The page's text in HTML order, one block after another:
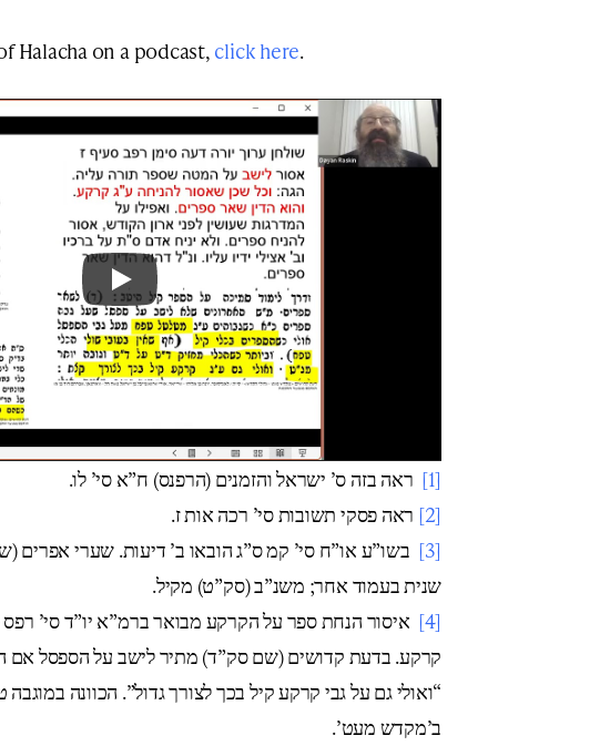
Halacha on a podcast, click here.
[1]
ראה בזה ס’ ישראל והזמנים (הרפנס) ח”א סי’ לו.
[2]
ראה פסקי תשובות סי’ רכה אות ז.
[3]
בשו”ע או”ח סי’ קמ ס”ג הובאו ב’ דיעות. שערי אפרים
שנית בעמוד אחר; משנ”ב (סק”ט) מקיל.
[4]
איסור הנחת ספר על הקרקע מבואר ברמ”א יו”ד סי’
קרקע. בדעת קדושים (שם סק”ד) מתיר לישב על הספסל אם
“ואולי גם על גבי קרקע קיל בכך לצורך גדול”. הכוונה
ב’מקדש מעט’.